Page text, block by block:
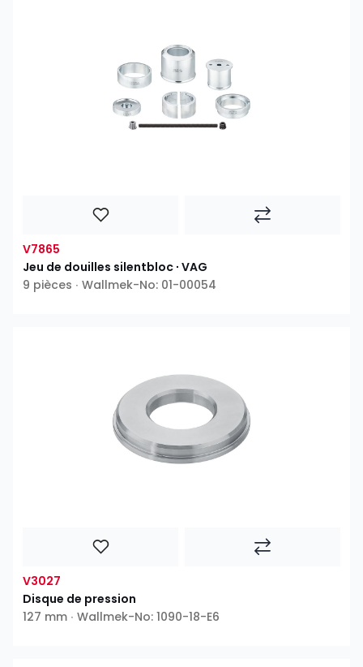
V7865
Jeu de douilles silentbloc ∙ VAG
9 pièces ∙ Wallmek-No: 01-00054
V3027
Disque de pression
127 mm ∙ Wallmek-No: 1090-18-E6